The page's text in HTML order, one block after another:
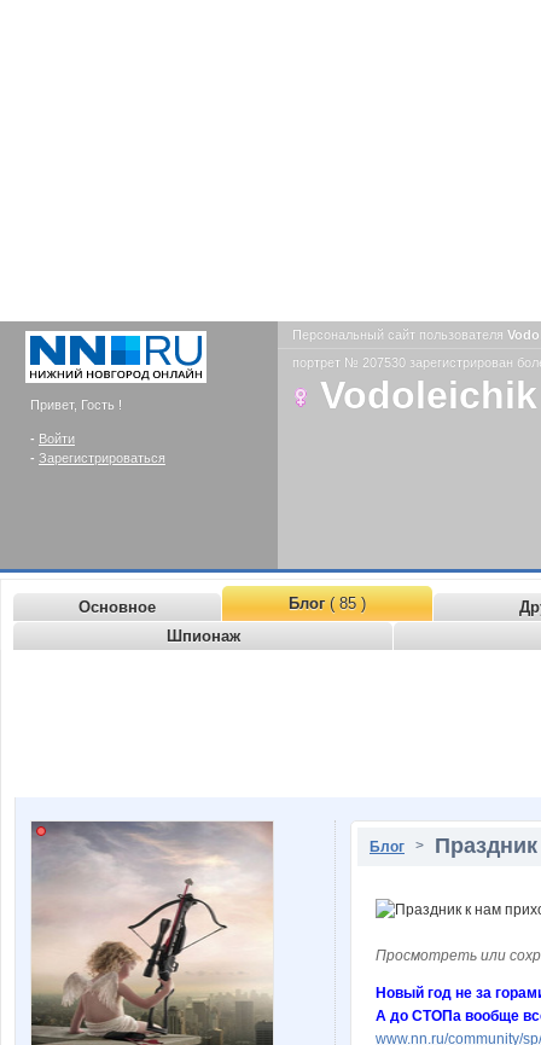
Привет, Гость !
- Войти
- Зарегистрироваться
Персональный сайт пользователя
портрет № 207530 зарегистрирован
Vodoleichik
Основное Блог( 85 )
Шпионаж
Блог >
Просмотреть или
Новый год не за
А до СТОПа вообще
www.nn.ru/community/